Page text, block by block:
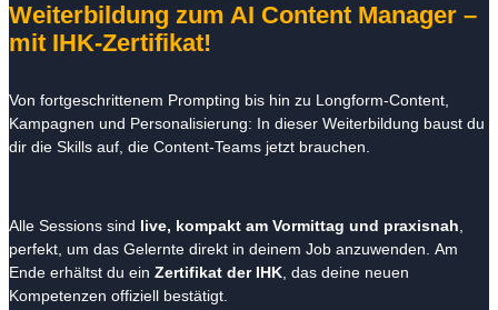
Weiterbildung zum AI Content Manager –
mit IHK-Zertifikat!
Von fortgeschrittenem Prompting bis hin zu Longform-Content,
Kampagnen und Personalisierung: In dieser Weiterbildung baust du
dir die Skills auf, die Content-Teams jetzt brauchen.
Alle Sessions sind live, kompakt am Vormittag und praxisnah
perfekt, um das Gelernte direkt in deinem Job anzuwenden. Am
Ende erhältst du ein Zertifikat der IHK , das deine neuen
Kompetenzen offiziell bestätigt.